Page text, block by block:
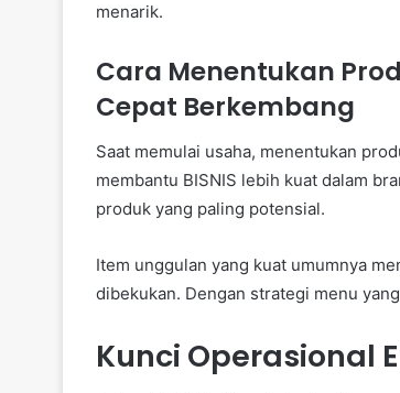
menarik.
Cara Menentukan
Cepat Berkembang
Saat memulai usaha, menentukan
membantu BISNIS lebih kuat dalam
produk yang paling potensial.
Item unggulan yang kuat umumnya
dibekukan. Dengan strategi menu
Kunci Operasional